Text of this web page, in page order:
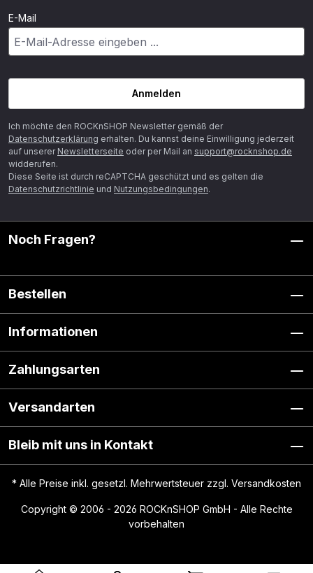
E-Mail
Anmelden
Ich möchte den ROCKnSHOP Newsletter gemäß der
Datenschutzerklärung erhalten. Du kannst deine Einwilligung jederzeit
auf unserer Newsletterseite oder per Mail an support@rocknshop.de
widderufen.
Diese Seite ist durch reCAPTCHA geschützt und es gelten die
Datenschutzrichtlinie und Nutzungsbedingungen.
Noch Fragen?
Bestellen
Informationen
Zahlungsarten
Versandarten
Bleib mit uns in Kontakt
* Alle Preise inkl. gesetzl. Mehrwertsteuer zzgl. Versandkosten
Copyright © 2006 - 2026 ROCKnSHOP GmbH - Alle Rechte
vorbehalten